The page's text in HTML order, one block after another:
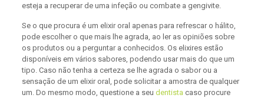
esteja a recuperar de uma infeção ou combate a gengivite.
Se o que procura é um elixir oral apenas para refrescar o hálito,
pode escolher o que mais lhe agrada, ao ler as opiniões sobre
os produtos ou a perguntar a conhecidos. Os elixires estão
disponíveis em vários sabores, podendo usar mais do que um
tipo. Caso não tenha a certeza se lhe agrada o sabor ou a
sensação de um elixir oral, pode solicitar a amostra de qualquer
um. Do mesmo modo, questione a seu dentista caso procure